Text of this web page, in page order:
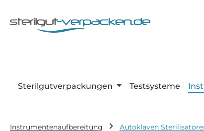
Sterilgutverpackungen Testsysteme
Instrumentenaufbereitung Autoklaven